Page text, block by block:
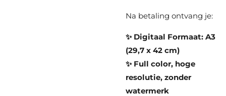
Na betaling ontvang je:
✨ Digitaal Formaat: A3
(29,7 x 42 cm)
✨ Full color, hoge
resolutie, zonder
watermerk